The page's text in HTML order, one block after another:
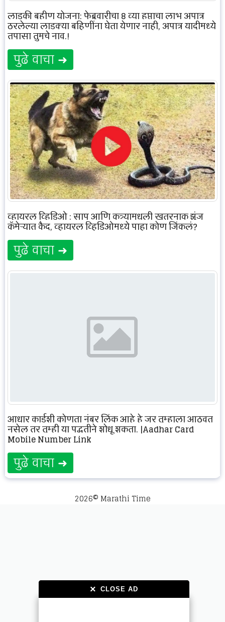
× CLOSE AD
× CLOSE AD
लाडकी बहीण योजना: फेब्रुवारीचा 8 व्या हप्ताचा लाभ अपात्र
ठरलेल्या लाडक्या बहिणींना घेता येणार नाही, अपात्र यादीमध्ये
तपासा तुमचे नाव.!
पुढे वाचा ➜
व्हायरल व्हिडिओ : साप आणि कुत्र्यामधली खतरनाक झुंज
कॅमेऱ्यात कैद, व्हायरल व्हिडिओमध्ये पाहा कोण जिंकलं?
पुढे वाचा ➜
आधार कार्डशी कोणता नंबर लिंक आहे हे जर तुम्हाला आठवत
नसेल तर तुम्ही या पद्धतीने शोधू शकता. |Aadhar Card
Mobile Number Link
पुढे वाचा ➜
2026© Marathi Time